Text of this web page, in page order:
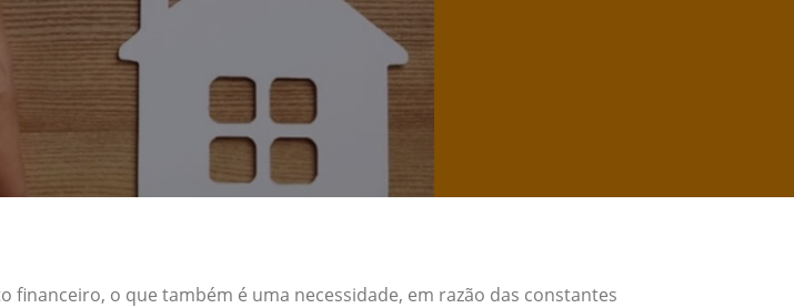
financeiro, o que também é uma necessidade, em razão das constantes